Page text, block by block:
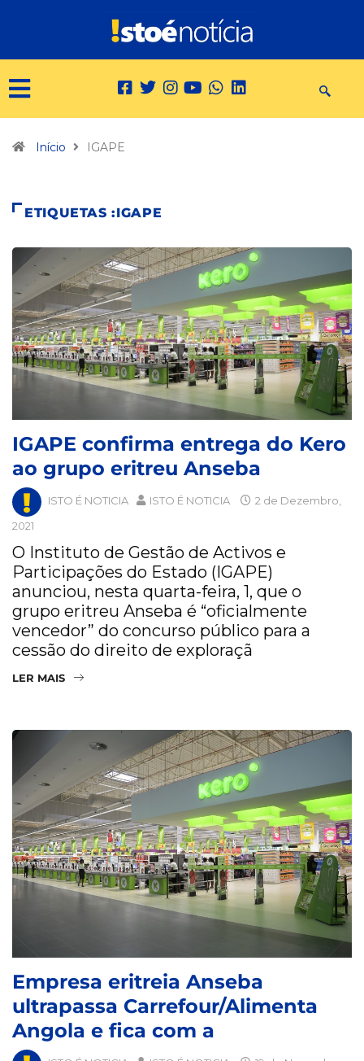
Início IGAPE
ETIQUETAS :IGAPE
IGAPE confirma entrega do Kero
ao grupo eritreu Anseba
ISTO É NOTICIA ISTO É NOTICIA
2 de Dezembro,
2021
O Instituto de Gestão de Activos e
Participações do Estado (IGAPE)
anunciou, nesta quarta-feira, 1, que o
grupo eritreu Anseba é “oficialmente
vencedor” do concurso público para a
cessão do direito de exploraçã
LER MAIS
Empresa eritreia Anseba
ultrapassa Carrefour/Alimenta
Angola e fica com a